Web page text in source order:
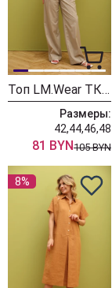
Топ LM.Wear ТК 1004
Размеры:
42,44,46,48
81 BYN105 BYN
8%